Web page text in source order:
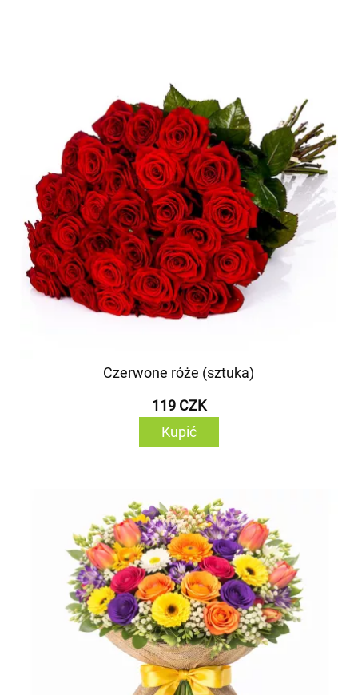
Czerwone róże (sztuka)
119 CZK
Kupić